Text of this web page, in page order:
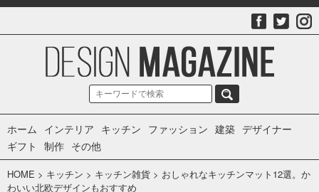
ホーム インテリア キッチン ファッション 建築 デザイナー
ギフト
制作 その他
HOME > キッチン > キッチン雑貨 > おしゃれなキッチンマット12選。か
わいい北欧デザインもおすすめ